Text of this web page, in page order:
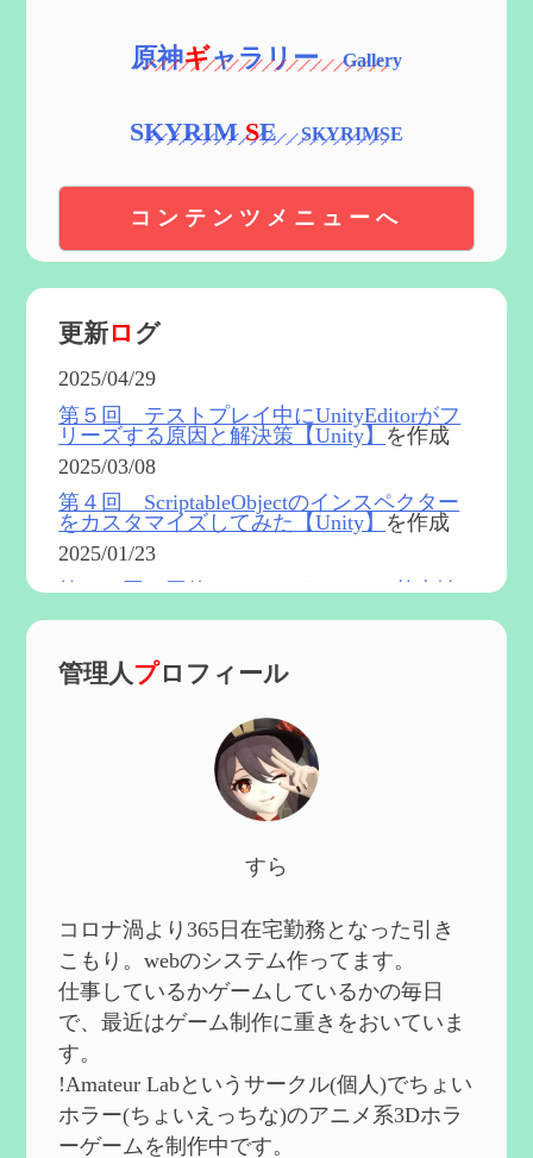
原神ギャラリー
SKYRIMSE
コンテンツメニューへ
更新ロ グ
2025/04/29
第５回 テストプレイ中にUnityEditorがフ
リーズする原因と解決策【Unity】 を作成
2025/03/08
第４回 ScriptableObjectのインスペクター
をカスタマイズしてみた【Unity】 を作成
2025/01/23
第５４回 召使(アルレッキーノ)の基本性
第６０回 炎神マーヴィカの性能、探索に
第５９回 アチーブメント「対決者・２」
を作成
第５８回 集敵以外のすべてを持ってしま
ったサポーターシロネンの解説【2凸ま
2024/09/02
第５７回 アチーブメント「対決者・１」
を手に入れたい
を作成
2024/09/02
第５６回 ムアラニの簡易解説と使用感な
ど【0~1凸】
2024/08/11
第５５回 【無凸無モチ】エミリエを使っ
管理人プロフィール
すら
コロナ渦より365日在宅勤務となった引き
こもり。webのシステム作ってます。
仕事しているかゲームしているかの毎日
で、最近はゲーム制作に重きをおいていま
す。
!Amateur Labというサークル(個人)でちょい
ホラー(ちょいえっちな)のアニメ系3Dホラ
ーゲームを制作中です。